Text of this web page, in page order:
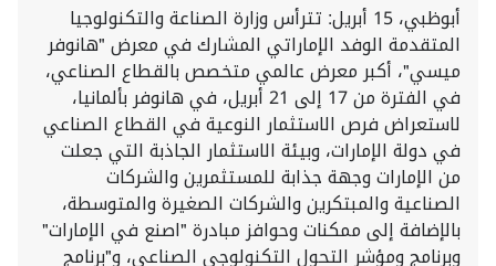
أبوظبي، 15 أبريل: تترأس وزارة الصناعة والتكنولوجيا
المتقدمة الوفد الإماراتي المشارك في معرض "هانوفر
ميسي"، أكبر معرض عالمي متخصص بالقطاع الصناعي،
في الفترة من 17 إلى 21 أبريل، في هانوفر بألمانيا،
لاستعراض فرص الاستثمار النوعية في القطاع الصناعي
في دولة الإمارات، وبيئة الاستثمار الجاذبة التي جعلت
من الإمارات وجهة جذابة للمستثمرين والشركات
الصناعية والمبتكرين والشركات الصغيرة والمتوسطة،
بالإضافة إلى ممكنات وحوافز مبادرة "اصنع في الإمارات"
وبرنامج ومؤشر التحول التكنولوجي الصناعي، و"برنامج